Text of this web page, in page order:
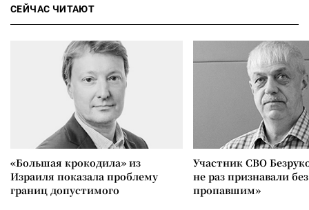
СЕЙЧАС ЧИТАЮТ
«Большая крокодила» из
Израиля показала проблему
границ допустимого
Участник СВО
не раз признавали
пропавшим»